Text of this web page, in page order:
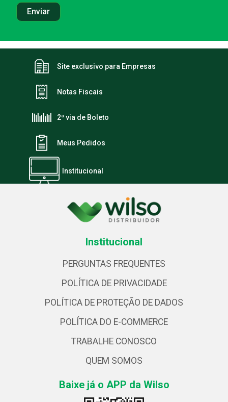
Site exclusivo para Empresas
Notas Fiscais
2ª via de Boleto
Meus Pedidos
Institucional
Institucional
PERGUNTAS FREQUENTES
POLÍTICA DE PRIVACIDADE
POLÍTICA DE PROTEÇÃO DE DADOS
POLÍTICA DO E-COMMERCE
TRABALHE CONOSCO
QUEM SOMOS
Baixe já o APP da Wilso